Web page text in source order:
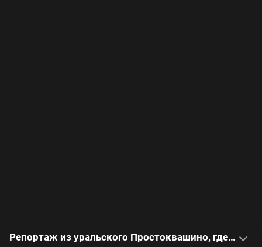
Репортаж из уральского Простоквашино, где есть свой Дядя Федор и кот Матроскин